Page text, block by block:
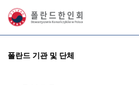
폴란드 기관 및 단체